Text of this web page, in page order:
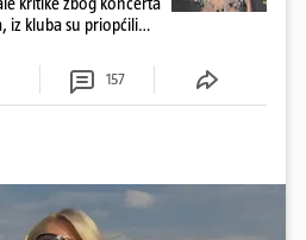
iz kluba su priopćili
157